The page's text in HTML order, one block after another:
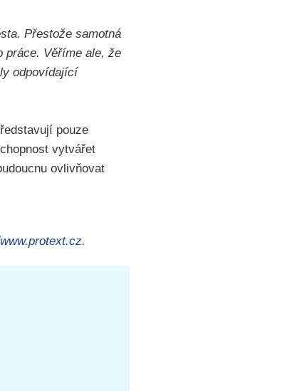
Přestože samotná
práce. Věříme ale, že
odpovídající
pouze
vytvářet
ovlivňovat
.